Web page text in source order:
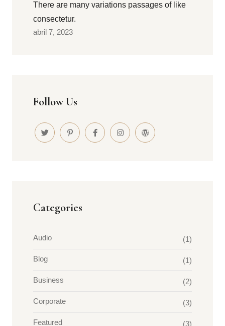
There are many variations passages of like
consectetur.
abril 7, 2023
Follow Us
Categories
Audio (1)
Blog (1)
Business (2)
Corporate (3)
Featured (3)